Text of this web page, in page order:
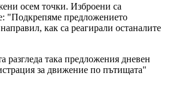
осем точки. Изброени са
"Подкрепяме предложението
как са реагирали останалите
така предложения дневен
за движение по пътищата"